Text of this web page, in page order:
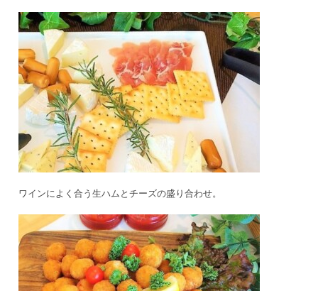
ワインによく合う生ハムとチーズの盛り合わせ。